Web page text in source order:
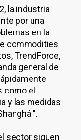
la industria
por una
en la
commodities
TrendForce,
general de
como el
y las medidas
sector siguen